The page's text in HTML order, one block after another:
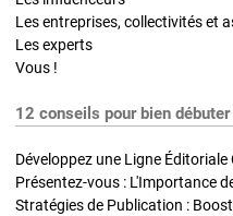
Les entreprises, collectivités et
Les experts
Vous !
12 conseils pour bien
Développez une Ligne
Présentez-vous : L'Importance